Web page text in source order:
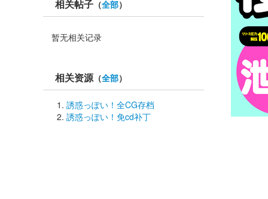
相关帖子 （全部）
暂无相关记录
相关资源 （全部）
誘惑っぽい！全CG存档
誘惑っぽい！免cd补丁